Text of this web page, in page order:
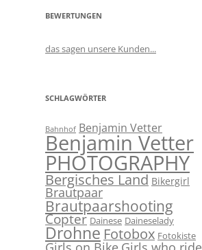
BEWERTUNGEN
das sagen unsere Kunden...
SCHLAGWÖRTER
Bahnhof Benjamin Vetter
Benjamin Vetter
PHOTOGRAPHY
Bergisches Land Bikergirl
Brautpaar
Brautpaarshooting
Copter Dainese Daineselady
Drohne Fotobox Fotokiste